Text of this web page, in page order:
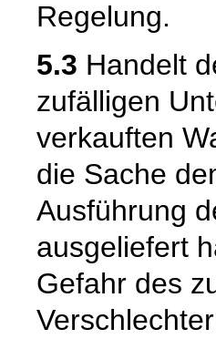
Regelung.
5.3 Handelt
zufälligen
verkauften
die Sache
Ausführung
ausgeliefert
Gefahr des